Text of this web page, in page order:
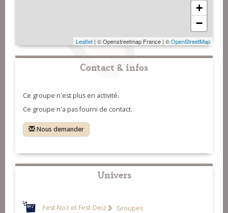
+
−
Leaflet | © Openstreetmap France | ©OpenStreetMap
Contact & infos
Ce groupe n'est plus en activité.
Ce groupe n'a pas fourni de contact.
Nous demander
Univers
Fest-Noz et Fest-Deiz Groupes